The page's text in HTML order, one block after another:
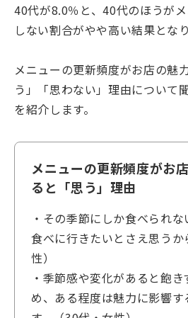
40代が8.0％と、40代のほうが
しない割合がやや高い結果とな
メニューの更新頻度がお店の魅
う」「思わない」理由について
を紹介します。
メニューの更新頻度がお
ると「思う」理由
・その季節にしか食べられ
食べに行きたいとさえ思う
性）
・季節感や変化があると飽
め、ある程度は魅力に影響